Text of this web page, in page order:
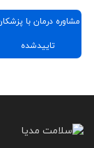
مشاوره درمان با
تاییدشده